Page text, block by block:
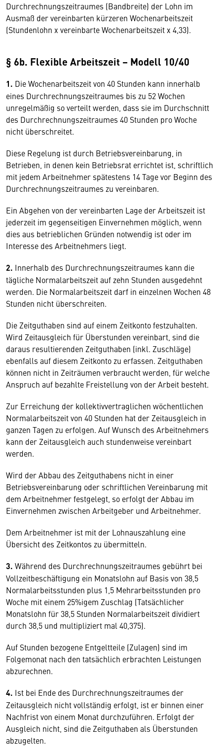
Durchrechnungszeitraumes (Bandbreite) der Lohn im
Ausmaß der vereinbarten kürzeren Wochenarbeitszeit
(Stundenlohn x vereinbarte Wochenarbeitszeit x 4,33).
§ 6b. Flexible Arbeitszeit – Modell 10/40
1. Die Wochenarbeitszeit von 40 Stunden kann innerhalb
eines Durchrechnungszeitraumes bis zu 52 Wochen
unregelmäßig so verteilt werden, dass sie im Durchschnitt
des Durchrechnungszeitraumes 40 Stunden pro Woche
nicht überschreitet.
Diese Regelung ist durch Betriebsvereinbarung, in
Betrieben, in denen kein Betriebsrat errichtet ist, schriftlich
mit jedem Arbeitnehmer spätestens 14 Tage vor Beginn des
Durchrechnungszeitraumes zu vereinbaren.
Ein Abgehen von der vereinbarten Lage der Arbeitszeit ist
jederzeit im gegenseitigen Einvernehmen möglich, wenn
dies aus betrieblichen Gründen notwendig ist oder im
Interesse des Arbeitnehmers liegt.
2. Innerhalb des Durchrechnungszeitraumes kann die
tägliche Normalarbeitszeit auf zehn Stunden ausgedehnt
werden. Die Normalarbeitszeit darf in einzelnen Wochen 48
Stunden nicht überschreiten.
Die Zeitguthaben sind auf einem Zeitkonto festzuhalten.
Wird Zeitausgleich für Überstunden vereinbart, sind die
daraus resultierenden Zeitguthaben (inkl. Zuschläge)
ebenfalls auf diesem Zeitkonto zu erfassen. Zeitguthaben
können nicht in Zeiträumen verbraucht werden, für welche
Anspruch auf bezahlte Freistellung von der Arbeit besteht.
Zur Erreichung der kollektivvertraglichen wöchentlichen
Normalarbeitszeit von 40 Stunden hat der Zeitausgleich in
ganzen Tagen zu erfolgen. Auf Wunsch des Arbeitnehmers
kann der Zeitausgleich auch stundenweise vereinbart
werden.
Wird der Abbau des Zeitguthabens nicht in einer
Betriebsvereinbarung oder schriftlichen Vereinbarung mit
dem Arbeitnehmer festgelegt, so erfolgt der Abbau im
Einvernehmen zwischen Arbeitgeber und Arbeitnehmer.
Dem Arbeitnehmer ist mit der Lohnauszahlung eine
Übersicht des Zeitkontos zu übermitteln.
3. Während des Durchrechnungszeitraumes gebührt bei
Vollzeitbeschäftigung ein Monatslohn auf Basis von 38,5
Normalarbeitsstunden plus 1,5 Mehrarbeitsstunden pro
Woche mit einem 25%igem Zuschlag (Tatsächlicher
Monatslohn für 38,5 Stunden Normalarbeitszeit dividiert
durch 38,5 und multipliziert mal 40,375).
Auf Stunden bezogene Entgeltteile (Zulagen) sind im
Folgemonat nach den tatsächlich erbrachten Leistungen
abzurechnen.
4. Ist bei Ende des Durchrechnungszeitraumes der
Zeitausgleich nicht vollständig erfolgt, ist er binnen einer
Nachfrist von einem Monat durchzuführen. Erfolgt der
Ausgleich nicht, sind die Zeitguthaben als Überstunden
abzugelten.